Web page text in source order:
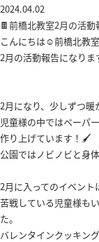
2024.04.02
🍫前橋北教室2月の活動
こんにちは☺前橋北教
2月の活動報告になり
2月になり、少しずつ暖
児童様の中ではペーパ
作り上げています！🖌️
公園ではノビノビと身
2月に入ってのイベン
苦戦している児童様も
た。
バレンタインクッキン